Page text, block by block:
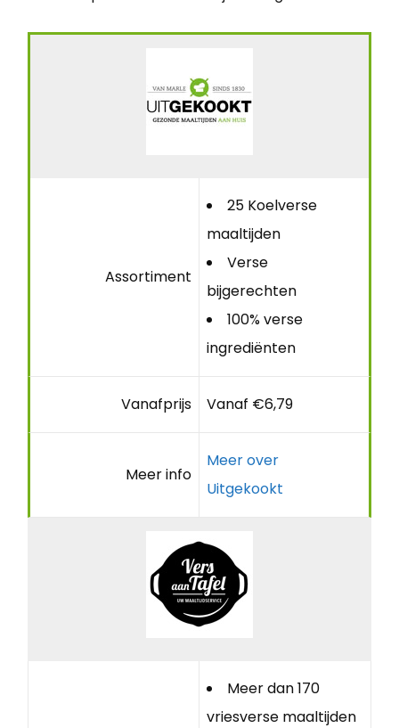
Assortiment
25 Koelverse
maaltijden
Verse
bijgerechten
100% verse
ingrediënten
Vanafprijs Vanaf €6,79
Meer info
Meer over
Uitgekookt
Meer dan 170
vriesverse maaltijden